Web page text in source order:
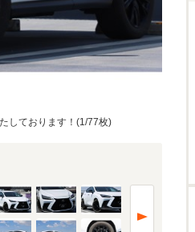
しております！(1/77枚)